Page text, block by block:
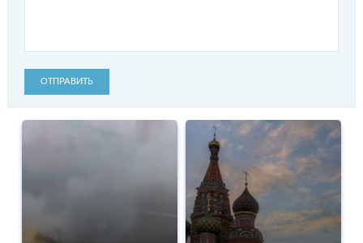
ОТПРАВИТЬ